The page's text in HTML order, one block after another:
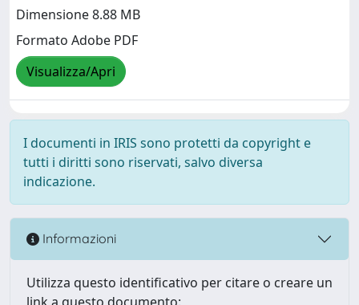
Dimensione 8.88 MB
Formato Adobe PDF
Visualizza/Apri
I documenti in IRIS sono protetti da copyright e
tutti i diritti sono riservati, salvo diversa
indicazione.
Informazioni
Utilizza questo identificativo per citare o creare un
link a questo documento: